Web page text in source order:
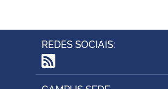
REDES SOCIAIS:
RSS